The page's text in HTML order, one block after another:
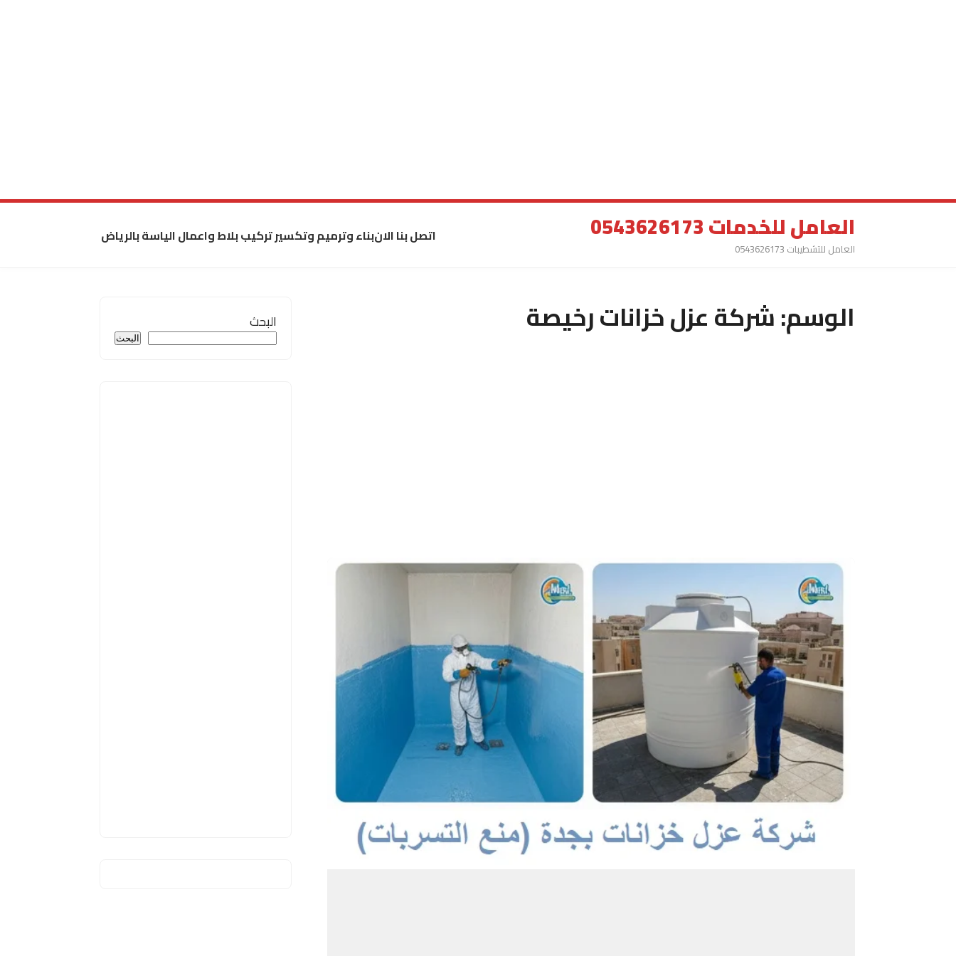
العامل للخدمات 0543626173
العامل للتشطيبات 0543626173
اتصل بنا الانبناء وترميم وتكسير تركيب بلاط واعمال الياسة بالرياض
الوسم:شركة عزل خزانات رخيصة البحث
البحث